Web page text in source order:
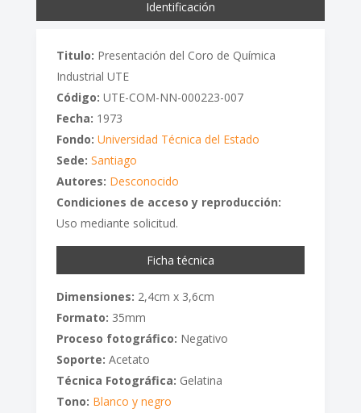
Identificación
Titulo: Presentación del Coro de Química
Industrial UTE
Código: UTE-COM-NN-000223-007
Fecha: 1973
Fondo: Universidad Técnica del Estado
Sede: Santiago
Autores: Desconocido
Condiciones de acceso y reproducción:
Uso mediante solicitud.
Ficha técnica
Dimensiones: 2,4cm x 3,6cm
Formato: 35mm
Proceso fotográfico: Negativo
Soporte: Acetato
Técnica Fotográfica: Gelatina
Tono: Blanco y negro